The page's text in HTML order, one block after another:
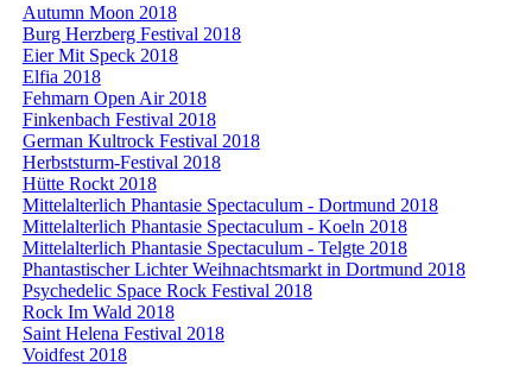
Autumn Moon 2018
Burg Herzberg Festival 2018
Eier Mit Speck 2018
Elfia 2018
Fehmarn Open Air 2018
Finkenbach Festival 2018
German Kultrock Festival 2018
Herbststurm-Festival 2018
Hütte Rockt 2018
Mittelalterlich Phantasie Spectaculum - Dortmund 2018
Mittelalterlich Phantasie Spectaculum - Koeln 2018
Mittelalterlich Phantasie Spectaculum - Telgte 2018
Phantastischer Lichter Weihnachtsmarkt in Dortmund 2018
Psychedelic Space Rock Festival 2018
Rock Im Wald 2018
Saint Helena Festival 2018
Voidfest 2018